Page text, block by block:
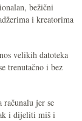
bežični
i kreatorima
velikih datoteka
trenutačno i bez
računalu jer se
i dijeliti miš i